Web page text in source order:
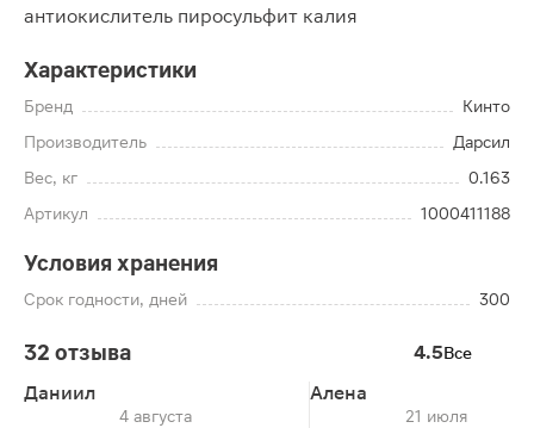
антиокислитель пиросульфит калия
Характеристики
Бренд
Кинто
Производитель
Дарсил
Вес, кг
0.163
Артикул
1000411188
Условия хранения
Срок годности, дней 300
32 отзыва 4.5Все
Даниил
4 августа
Алена
21 июля